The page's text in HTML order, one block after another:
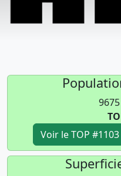
Voir le TOP #1103